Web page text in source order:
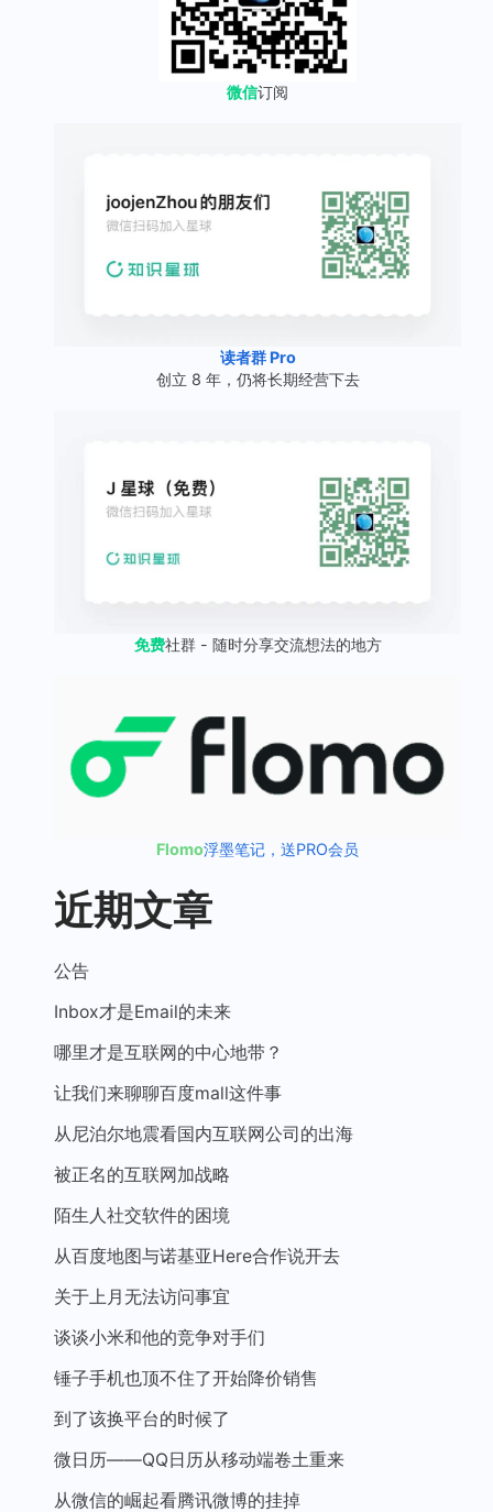
微信订阅
读者群 Pro
创立 8 年，仍将长期经营下去
免费社群 - 随时分享交流想法的地方
Flomo浮墨笔记，送PRO会员
近期文章
公告
Inbox才是Email的未来
哪里才是互联网的中心地带？
让我们来聊聊百度mall这件事
从尼泊尔地震看国内互联网公司的出海
被正名的互联网加战略
陌生人社交软件的困境
从百度地图与诺基亚Here合作说开去
关于上月无法访问事宜
谈谈小米和他的竞争对手们
锤子手机也顶不住了开始降价销售
到了该换平台的时候了
微日历——QQ日历从移动端卷土重来
从微信的崛起看腾讯微博的挂掉